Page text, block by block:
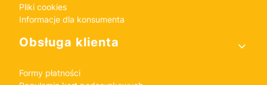
Pliki cookies
Informacje dla konsumenta
Obsługa klienta
Formy płatności